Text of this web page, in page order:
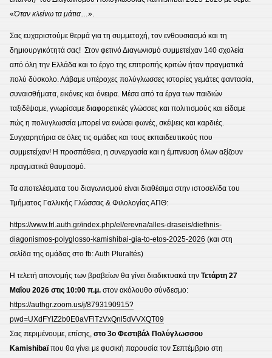
«Όταν κλείνω τα μάτια…».
Σας ευχαριστούμε θερμά για τη συμμετοχή, τον ενθουσιασμό και τη
δημιουργικότητά σας! Στον φετινό Διαγωνισμό συμμετείχαν 140 σχολεία
από όλη την Ελλάδα και το έργο της επιτροπής κριτών ήταν πραγματικά
πολύ δύσκολο. Λάβαμε υπέροχες πολύγλωσσες ιστορίες γεμάτες φαντασία,
συναισθήματα, εικόνες και όνειρα. Μέσα από τα έργα των παιδιών
ταξιδέψαμε, γνωρίσαμε διαφορετικές γλώσσες και πολιτισμούς και είδαμε
πώς η πολυγλωσσία μπορεί να ενώσει φωνές, σκέψεις και καρδιές.
Συγχαρητήρια σε όλες τις ομάδες και τους εκπαιδευτικούς που
συμμετείχαν! Η προσπάθεια, η συνεργασία και η έμπνευση όλων αξίζουν
πραγματικά θαυμασμό.
Τα αποτελέσματα του διαγωνισμού είναι διαθέσιμα στην ιστοσελίδα του
Τμήματος Γαλλικής Γλώσσας & Φιλολογίας ΑΠΘ:
https://www.frl.auth.gr/index.php/el/erevna/alles-draseis/diethnis-
diagonismos-polyglosso-kamishibai-gia-to-etos-2025-2026 (και στη
σελίδα της ομάδας στο fb: Auth Pluraltés)
Η τελετή απονομής των βραβείων θα γίνει διαδικτυακά την Τετάρτη 27
Μαΐου 2026 στις 10:00 π.μ. στον ακόλουθο σύνδεσμο:
https://authgr.zoom.us/j/8793190915?
pwd=UXdFYlZ2b0E0aVFlTzVxQnl5dVVXQT09
Σας περιμένουμε, επίσης, στο 3ο Φεστιβάλ Πολύγλωσσου
Kamishibaïπου θα γίνει με φυσική παρουσία τον Σεπτέμβριο στη